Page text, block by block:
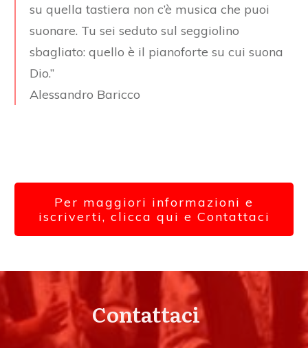
su quella tastiera non c’è musica che puoi
suonare. Tu sei seduto sul seggiolino
sbagliato: quello è il pianoforte su cui suona
Dio.”
Alessandro Baricco
Per maggiori informazioni e
iscriverti, clicca qui e Contattaci
Contattaci